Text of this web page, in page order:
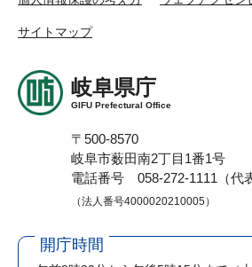
サイトマップ
岐阜県庁
GIFU Prefectural Office
〒500-8570
岐阜市薮田南2丁目1番1号
電話番号 058-272-1111（代
（法人番号4000020210005）
開庁時間